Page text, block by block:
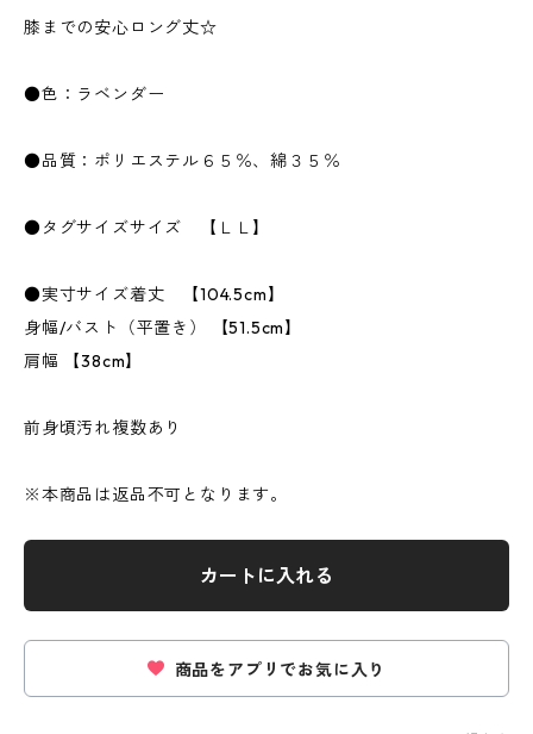
膝までの安心ロング丈☆
●色：ラベンダー
●品質：ポリエステル６５％、綿３５％
●タグサイズサイズ 【ＬＬ】
●実寸サイズ着丈 【104.5cm】
身幅/バスト（平置き） 【51.5cm】
肩幅 【38cm】
前身頃汚れ複数あり
※本商品は返品不可となります。
カートに入れる
商品をアプリでお気に入り